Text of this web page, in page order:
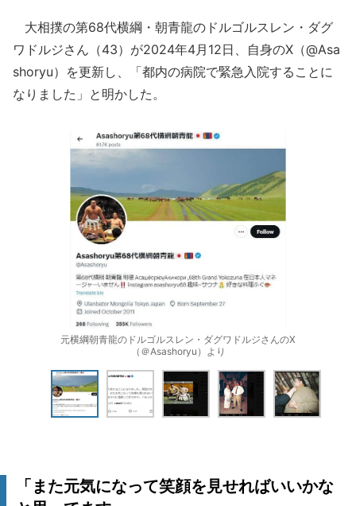
大相撲の第68代横綱・朝青龍のドルゴルスレン・ダグ
ワドルジさん（43）が2024年4月12日、自身のX（@Asa
shoryu）を更新し、「都内の病院で緊急入院することに
なりました」と明かした。
元横綱朝青龍のドルゴルスレン・ダグワドルジさんのX
（＠Asashoryu）より
「また元気になって笑顔を見せればいいかな